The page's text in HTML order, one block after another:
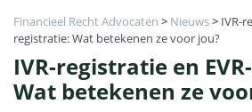
Financieel Recht Advocaten > Nieuws> IVR-
registratie: Wat betekenen ze voor jou?
IVR-registratie en
Wat betekenen ze